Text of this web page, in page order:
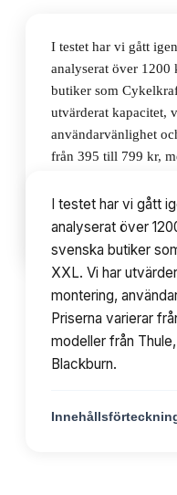
I testet har vi gått
analyserat över 1200
butiker som
utvärderat kapacitet,
användarvänlighet
från 395 till 799 kr,
I testet har vi gått
analyserat över
svenska butiker
XXL. Vi har
montering,
Priserna varierar
modeller från
Blackburn.